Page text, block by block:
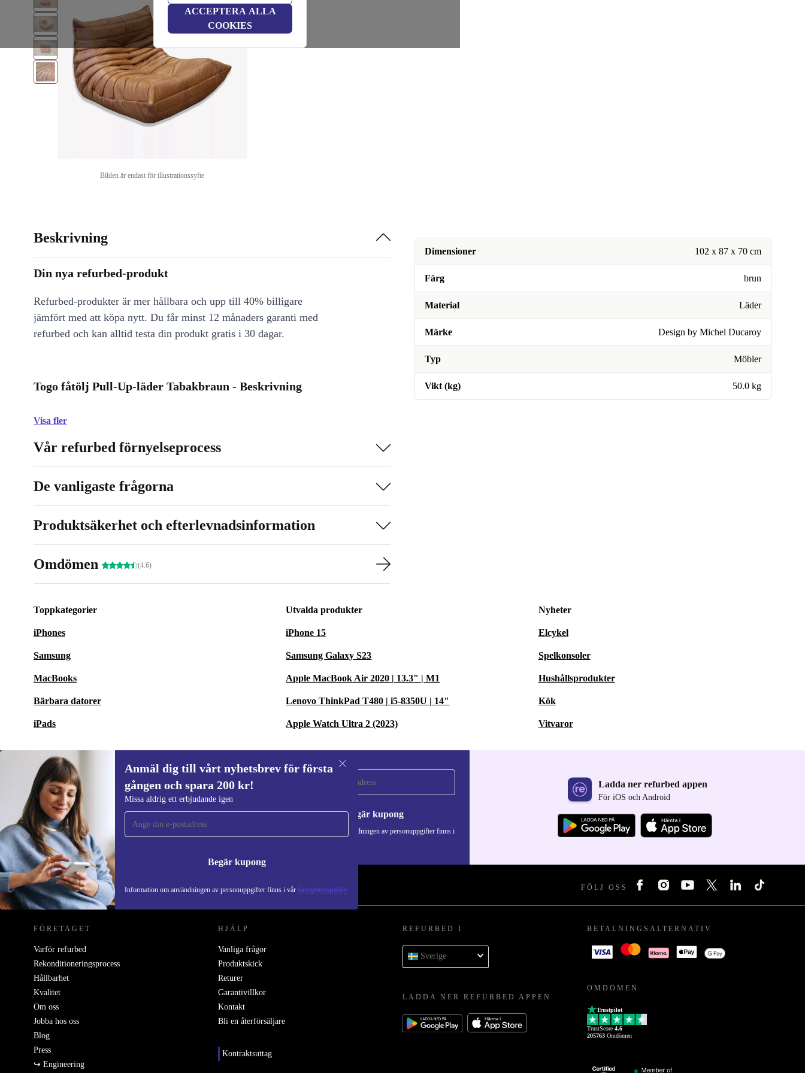
ACCEPTERA ALLA
COOKIES
Bilden är endast för illustrationssyfte
Dimensioner 102 x 87 x 70 cm
Färg brun
Material Läder
Märke Design by Michel Ducaroy
Typ Möbler
Vikt (kg) 50.0 kg
Beskrivning
Din nya refurbed-produkt
Refurbed-produkter är mer hållbara och upp till 40% billigare
jämfört med att köpa nytt. Du får minst 12 månaders garanti med
refurbed och kan alltid testa din produkt gratis i 30 dagar.
Togo fåtölj Pull-Up-läder Tabakbraun - Beskrivning
Visa fler
Vår refurbed förnyelseprocess
De vanligaste frågorna
Produktsäkerhet och efterlevnadsinformation
Omdömen (4.6)
Toppkategorier
iPhones
Samsung
MacBooks
Bärbara datorer
iPads
Utvalda produkter
iPhone 15
Samsung Galaxy S23
Apple MacBook Air 2020 | 13.3" | M1
Lenovo ThinkPad T480 | i5-8350U | 14"
Apple Watch Ultra 2 (2023)
Nyheter
Elcykel
Spelkonsoler
Hushållsprodukter
Kök
Vitvaror
Anmäl dig till vårt nyhetsbrev för första
gången och spara 200 kr!
Missa aldrig ett erbjudande igen
Begär kupong
Information om användningen av personuppgifter finns i vår Integritetspolicy
Anmäl dig till vårt nyhetsbrev för första
gången och spara 200 kr!
Missa aldrig ett erbjudande igen.
Begär kupong
Information om användningen av personuppgifter finns i
Ladda ner refurbed appen
För iOS och Android
REFURBED SVERIGE - RETHINK NEW. FÖLJ OSS
FÖRETAGET
Varför refurbed
Rekonditioneringsprocess
Hållbarhet
Kvalitet
Om oss
Jobba hos oss
Blog
Press
↪ Engineering
HJÄLP
Vanliga frågor
Produktskick
Returer
Garantivillkor
Kontakt
Bli en återförsäljare
Kontraktsuttag
REFURBED I
Sverige
LADDA NER REFURBED APPEN
BETALNINGSALTERNATIV
OMDÖMEN
Trustpilot
TrustScore 4.6
205763 Omdömen